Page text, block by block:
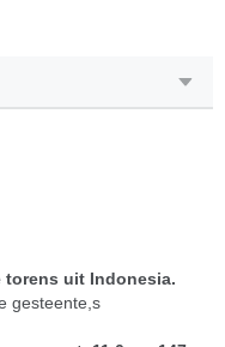
torens uit Indonesia.
gesteente,s